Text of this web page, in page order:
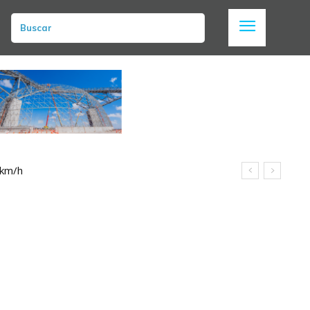
Buscar
h